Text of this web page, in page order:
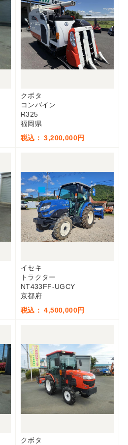
クボタ
コンバイン
R325
福岡県
税込： 3,200,000円
イセキ
トラクター
NT433FF-UGCY
京都府
税込： 4,500,000円
クボタ